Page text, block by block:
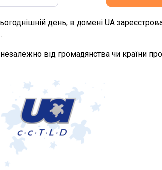
день, в домені UA
від громадянства чи країни